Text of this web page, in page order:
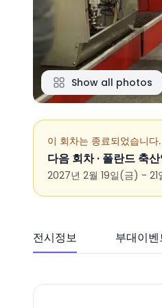
Show all photos
이 회차는 종료되었습니다.
다음 회차 · 폴란드 축
2027년 2월 19일(금) - 21
전시정보 부대이벤